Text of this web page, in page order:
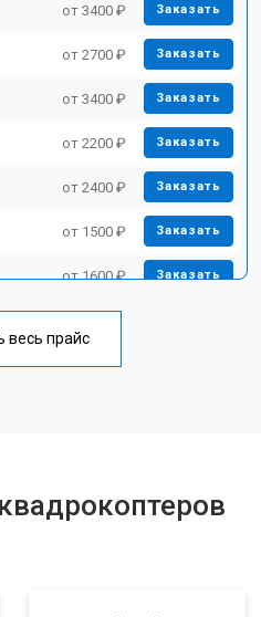
от 3400 ₽ Заказать
от 2700 ₽ Заказать
от 3400 ₽ Заказать
от 2200 ₽ Заказать
от 2400 ₽ Заказать
от 1500 ₽ Заказать
от 1600 ₽ Заказать
от 2800 ₽
весь прайс